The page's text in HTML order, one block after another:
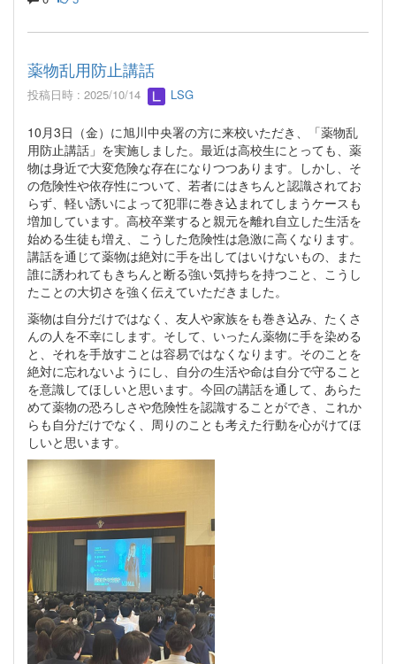
薬物乱用防止講話
投稿日時 : 2025/10/14 LSG
10月3日（金）に旭川中央署の方に来校いただき、「薬物乱
用防止講話」を実施しました。最近は高校生にとっても、薬
物は身近で大変危険な存在になりつつあります。しかし、そ
の危険性や依存性について、若者にはきちんと認識されてお
らず、軽い誘いによって犯罪に巻き込まれてしまうケースも
増加しています。高校卒業すると親元を離れ自立した生活を
始める生徒も増え、こうした危険性は急激に高くなります。
講話を通じて薬物は絶対に手を出してはいけないもの、また
誰に誘われてもきちんと断る強い気持ちを持つこと、こうし
たことの大切さを強く伝えていただきました。
薬物は自分だけではなく、友人や家族をも巻き込み、たくさ
んの人を不幸にします。そして、いったん薬物に手を染める
と、それを手放すことは容易ではなくなります。そのことを
絶対に忘れないようにし、自分の生活や命は自分で守ること
を意識してほしいと思います。今回の講話を通して、あらた
めて薬物の恐ろしさや危険性を認識することができ、これか
らも自分だけでなく、周りのことも考えた行動を心がけてほ
しいと思います。